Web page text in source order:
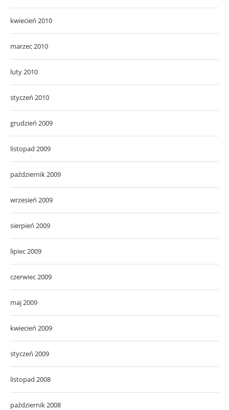
kwiecień 2010
marzec 2010
luty 2010
styczeń 2010
grudzień 2009
listopad 2009
październik 2009
wrzesień 2009
sierpień 2009
lipiec 2009
czerwiec 2009
maj 2009
kwiecień 2009
styczeń 2009
listopad 2008
październik 2008